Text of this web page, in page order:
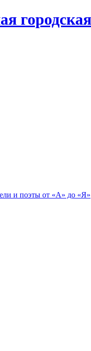
и поэты от «А» до «Я»